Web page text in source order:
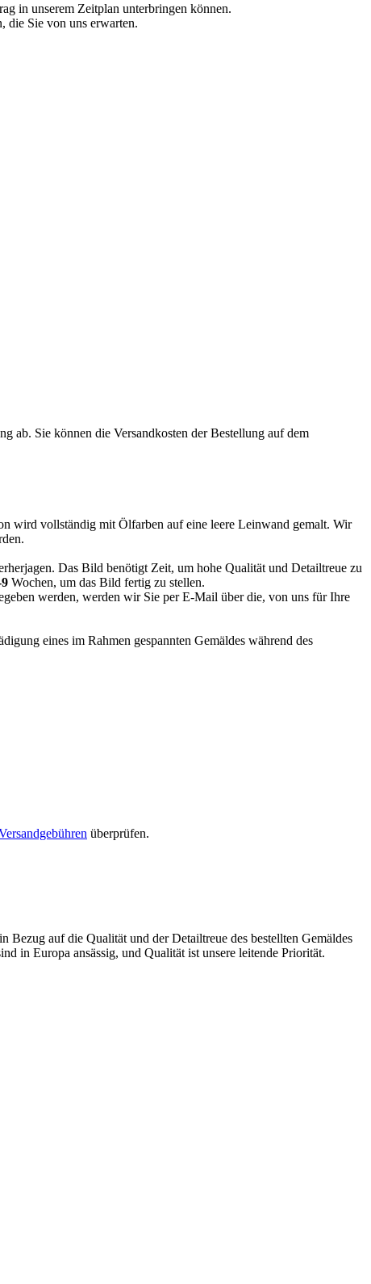
in unserem Zeitplan unterbringen können.
die Sie von uns erwarten.
ab. Sie können die Versandkosten der Bestellung auf dem
wird vollständig mit Ölfarben auf eine leere Leinwand gemalt. Wir
Das Bild benötigt Zeit, um hohe Qualität und Detailtreue zu
Wochen, um das Bild fertig zu stellen.
werden, werden wir Sie per E-Mail über die, von uns für Ihre
eines im Rahmen gespannten Gemäldes während des
überprüfen.
auf die Qualität und der Detailtreue des bestellten Gemäldes
in Europa ansässig, und Qualität ist unsere leitende Priorität.